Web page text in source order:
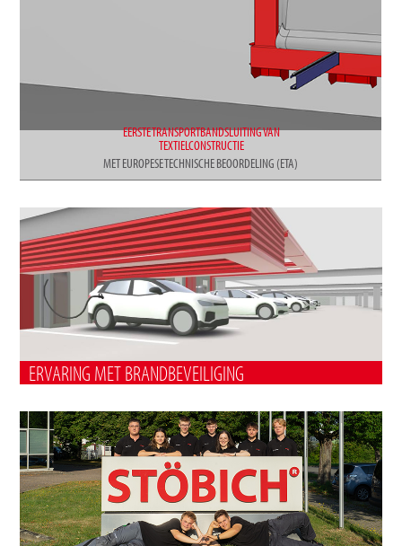
EERSTE TRANSPORTBANDSLUITING VAN
TEXTIELCONSTRUCTIE
MET EUROPESE TECHNISCHE BEOORDELING (ETA)
ERVARING MET BRANDBEVEILIGING